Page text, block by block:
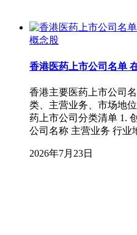
概念股
香港医药上市公司名单
香港主要医药上市公司
类、主营业务、市场地
药上市公司分类清单 1.
公司名称 主营业务 行
2026年7月23日